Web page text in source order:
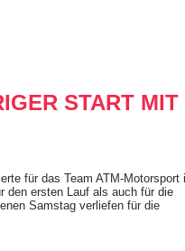
START
für das Team ATM-Motorsport
den ersten Lauf als auch für die
Samstag verliefen für die